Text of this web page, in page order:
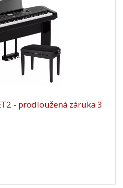
- prodloužená záruka 3